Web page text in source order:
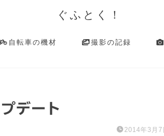
ぐふとく！
自転車の機材 撮影の記録
デート
2014年3月7